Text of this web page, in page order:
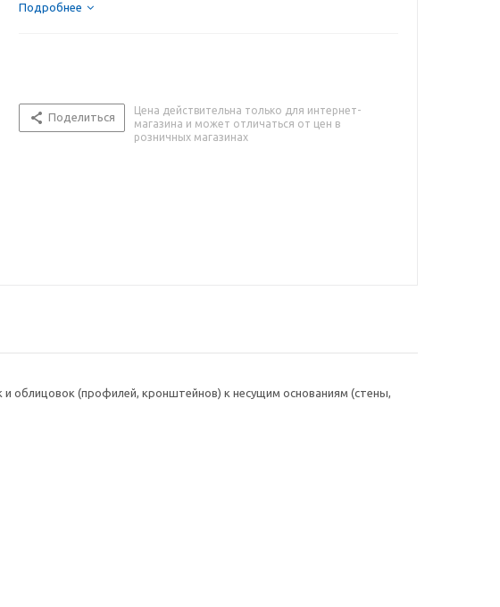
Подробнее
Поделиться
Цена действительна только для интернет-
магазина и может отличаться от цен в
розничных магазинах
облицовок (профилей, кронштейнов) к несущим основаниям (стены,